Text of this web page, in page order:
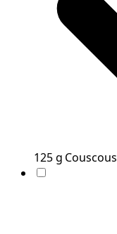
125g Couscous